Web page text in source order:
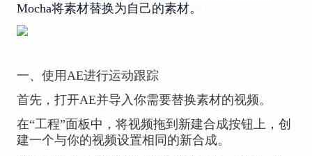
Mocha将素材替换为自己的素材。
一、使用AE进行运动跟踪
首先，打开AE并导入你需要替换素材的视频。
在“工程”面板中，将视频拖到新建合成按钮上，创
建一个与你的视频设置相同的新合成。